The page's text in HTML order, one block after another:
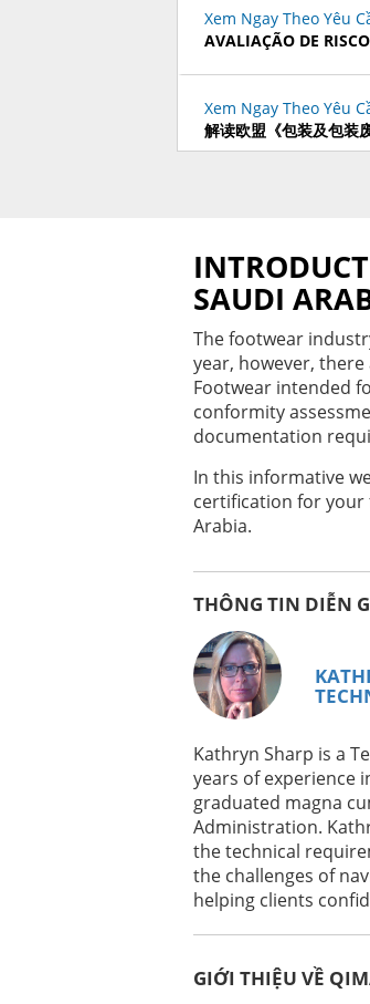
Xem Ngay Theo Yêu
AVALIAÇÃO DE
Xem Ngay Theo Yêu
解读欧盟《包装及包装
Xem Ngay Theo Yêu
BIG CHANGES
Xem Ngay Theo Yêu
NAVIGATING
RESILIENT SUPPLY
Xem Ngay Theo Yêu
3 PROVEN
RASTREABILIDADE E
BIOATIVOS
ORGANIC
CERTIFICATION
Xem Ngay Theo Yêu
BRCGS EMPAQUE
Xem Ngay Theo Yêu
CHANCEN
SAUDI
The footwear
year, however,
Footwear intended
conformity
documentation
In this informative
certification for
Arabia.
THÔNG TIN DIỄN
Kathryn Sharp is a
years of experience
graduated magna
Administration.
the technical
the challenges of
helping clients
GIỚI THIỆU VỀ